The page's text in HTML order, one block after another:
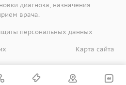
диагноза, назначения
врача.
персональных данных
Карта сайта